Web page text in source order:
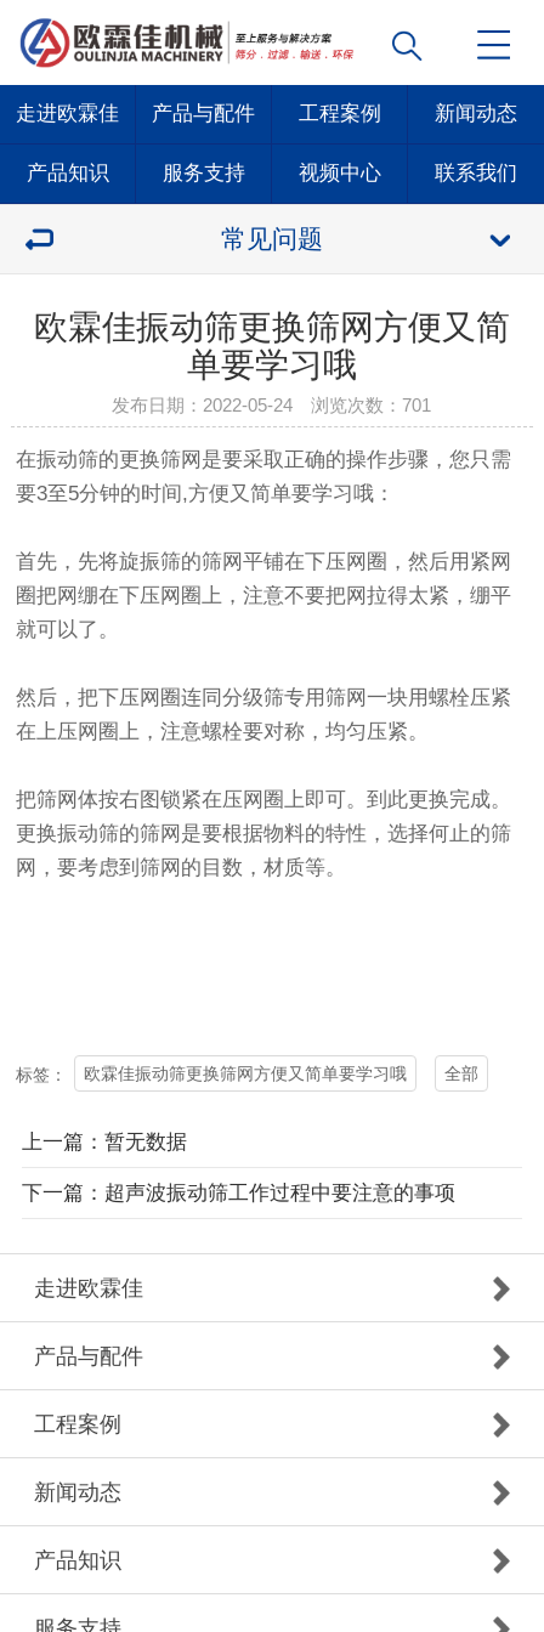
走进欧霖佳 产品与配件 工程案例 新闻动态
产品知识 服务支持 视频中心 联系我们
常见问题
欧霖佳振动筛更换筛网方便又简
单要学习哦
发布日期：2022-05-24 浏览次数：701
在振动筛的更换筛网是要采取正确的操作步骤，您只需
要3至5分钟的时间,方便又简单要学习哦：
首先，先将旋振筛的筛网平铺在下压网圈，然后用紧网
圈把网绷在下压网圈上，注意不要把网拉得太紧，绷平
就可以了。
然后，把下压网圈连同分级筛专用筛网一块用螺栓压紧
在上压网圈上，注意螺栓要对称，均匀压紧。
把筛网体按右图锁紧在压网圈上即可。到此更换完成。
更换振动筛的筛网是要根据物料的特性，选择何止的筛
网，要考虑到筛网的目数，材质等。
标签： 欧霖佳振动筛更换筛网方便又简单要学习哦 全部
上一篇：暂无数据
下一篇：超声波振动筛工作过程中要注意的事项
走进欧霖佳
产品与配件
工程案例
新闻动态
产品知识